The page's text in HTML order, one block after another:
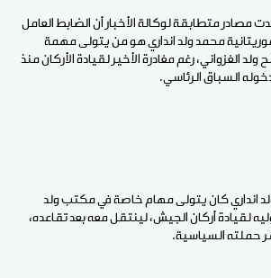
مصادر متطابقة لوكالة الأخبار أن الضابط العامل
محمد ولد انداري هو من يتولى مهمة
الغزواني، رغم مغادرة الأخير لقيادة الأركان منذ
السباق الرئاسي.
انداري كان يتولى مهام خاصة في مكتب ولد
لقيادة أركان الجيش، لينتقل معه بعد تقاعده،
حملته السياسية.